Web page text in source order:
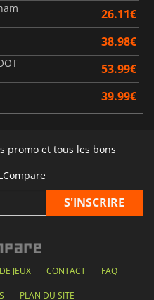
26.11€
38.98€
53.99€
39.99€
promo et tous les bons
JEUX CONTACT FAQ
PLAN DU SITE